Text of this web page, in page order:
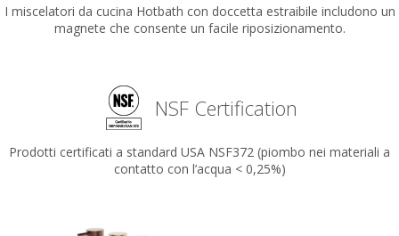
I miscelatori da cucina Hotbath con doccetta estraibile includono un
magnete che consente un facile riposizionamento.
NSF Certification
Prodotti certificati a standard USA NSF372 (piombo nei materiali a
contatto con l’acqua < 0,25%)